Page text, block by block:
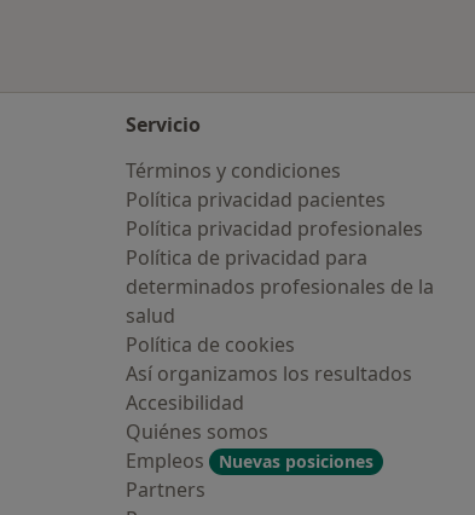
Servicio
Términos y condiciones
Política privacidad pacientes
Política privacidad profesionales
Política de privacidad para
determinados profesionales de la
salud
Política de cookies
Así organizamos los resultados
Accesibilidad
Quiénes somos
Empleos
Nuevas posiciones
Partners